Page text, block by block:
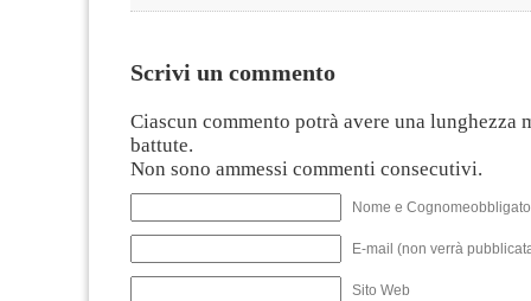
Scrivi un commento
Ciascun commento potrà avere una lunghezza
battute.
Non sono ammessi commenti consecutivi.
Nome e
E-mail (non verrà
Sito Web